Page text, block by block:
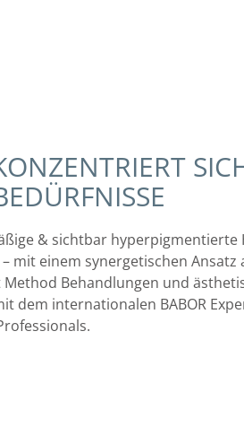
& sichtbar hyperpigmentierte
einem synergetischen Ansatz
Method Behandlungen und
dem internationalen BABOR